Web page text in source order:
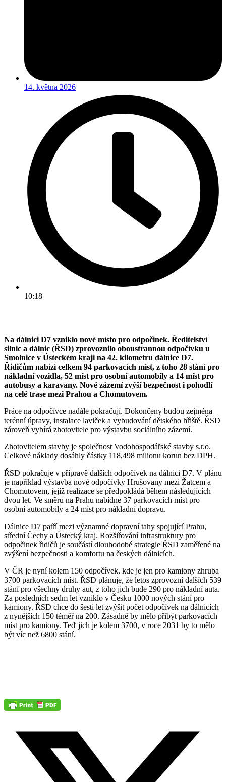
14. května 2026
10:18
Na dálnici D7 vzniklo nové místo pro odpočinek. Ředitelství
silnic a dálnic (ŘSD) zprovoznilo oboustrannou odpočívku u
Smolnice v Ústeckém kraji na 42. kilometru dálnice D7.
Řidičům nabízí celkem 94 parkovacích míst, z toho 28 stání pro
nákladní vozidla, 52 míst pro osobní automobily a 14 míst pro
autobusy a karavany. Nové zázemí zvýší bezpečnost i pohodlí
na celé trase mezi Prahou a Chomutovem.
Práce na odpočívce nadále pokračují. Dokončeny budou zejména
terénní úpravy, instalace laviček a vybudování dětského hřiště. ŘSD
zároveň vybírá zhotovitele pro výstavbu sociálního zázemí.
Zhotovitelem stavby je společnost Vodohospodářské stavby s.r.o.
Celkové náklady dosáhly částky 118,498 milionu korun bez DPH.
ŘSD pokračuje v přípravě dalších odpočívek na dálnici D7. V plánu
je například výstavba nové odpočívky Hrušovany mezi Žatcem a
Chomutovem, jejíž realizace se předpokládá během následujících
dvou let. Ve směru na Prahu nabídne 37 parkovacích míst pro
osobní automobily a 24 míst pro nákladní dopravu.
Dálnice D7 patří mezi významné dopravní tahy spojující Prahu,
střední Čechy a Ústecký kraj. Rozšiřování infrastruktury pro
odpočinek řidičů je součástí dlouhodobé strategie ŘSD zaměřené na
zvýšení bezpečnosti a komfortu na českých dálnicích.
V ČR je nyní kolem 150 odpočívek, kde je jen pro kamiony zhruba
3700 parkovacích míst. ŘSD plánuje, že letos zprovozní dalších 539
stání pro všechny druhy aut, z toho jich bude 290 pro nákladní auta.
Za posledních sedm let vzniklo v Česku 1000 nových stání pro
kamiony. ŘSD chce do šesti let zvýšit počet odpočívek na dálnicích
z nynějších 150 téměř na 200. Zásadně by mělo přibýt parkovacích
míst pro kamiony. Teď jich je kolem 3700, v roce 2031 by to mělo
být víc než 6800 stání.